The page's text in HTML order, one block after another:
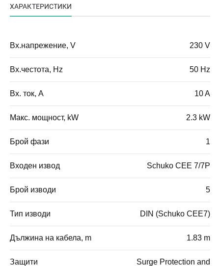
ХАРАКТЕРИСТИКИ
Вх.напрежение, V 230 V
Вх.честота, Hz 50 Hz
Вх. ток, A 10 A
Макс. мощност, kW 2.3 kW
Брой фази 1
Входен извод Schuko CEE 7/7P
Брой изводи 5
Тип изводи DIN (Schuko CEE7)
Дължина на кабела, m 1.83 m
Защити Surge Protection and